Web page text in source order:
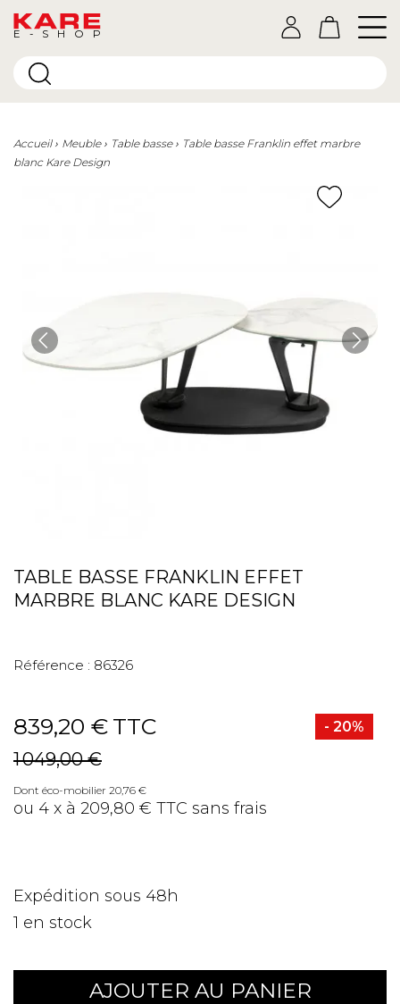
E-SHOP
Accueil Meuble Table basse
Table basse Franklin effet marbre
blanc Kare Design
TABLE BASSE FRANKLIN EFFET
MARBRE BLANC KARE DESIGN
Référence : 86326
839,20 € TTC - 20%
1 049,00 €
Dont éco-mobilier 20,76 €
ou 4 x à 209,80 € TTC sans frais
Expédition sous 48h
1 en stock
AJOUTER AU PANIER